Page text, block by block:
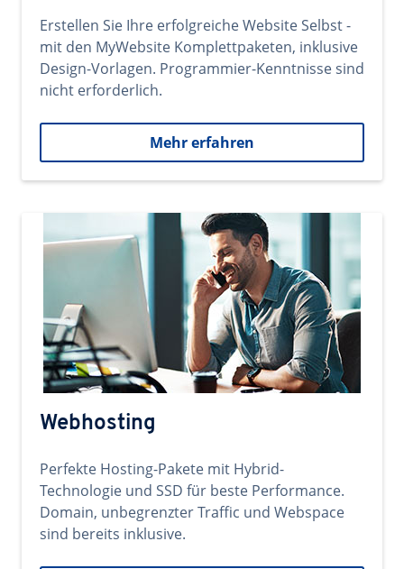
Erstellen Sie Ihre erfolgreiche Website Selbst -
mit den MyWebsite Komplettpaketen, inklusive
Design-Vorlagen. Programmier-Kenntnisse sind
nicht erforderlich.
Mehr erfahren
Webhosting
Perfekte Hosting-Pakete mit Hybrid-
Technologie und SSD für beste Performance.
Domain, unbegrenzter Traffic und Webspace
sind bereits inklusive.